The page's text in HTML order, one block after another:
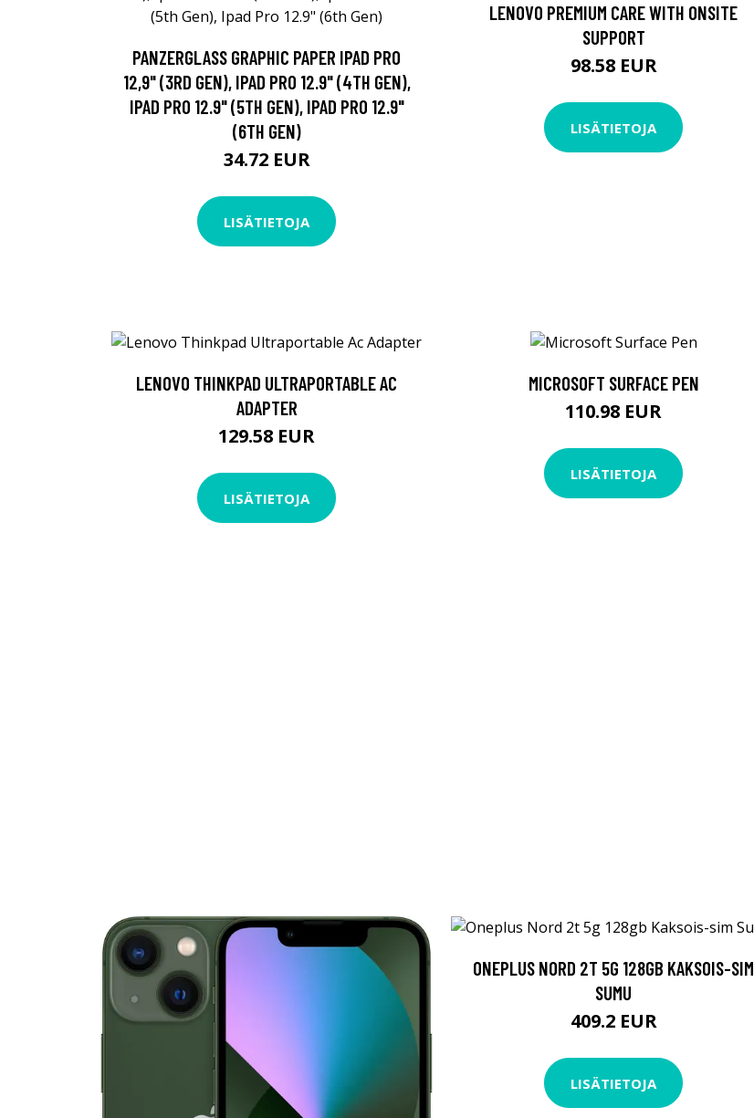
PANZERGLASS GRAPHIC PAPER IPAD PRO
12,9" (3RD GEN), IPAD PRO 12.9" (4TH GEN),
IPAD PRO 12.9" (5TH GEN), IPAD PRO 12.9"
(6TH GEN)
34.72 EUR
LISÄTIETOJA
LENOVO PREMIUM CARE WITH ONSITE
SUPPORT
98.58 EUR
LISÄTIETOJA
LENOVO THINKPAD ULTRAPORTABLE AC
ADAPTER
129.58 EUR
LISÄTIETOJA
MICROSOFT SURFACE PEN
110.98 EUR
LISÄTIETOJA
ONEPLUS NORD 2T 5G 128GB KAKSOIS-SIM
SUMU
409.2 EUR
LISÄTIETOJA